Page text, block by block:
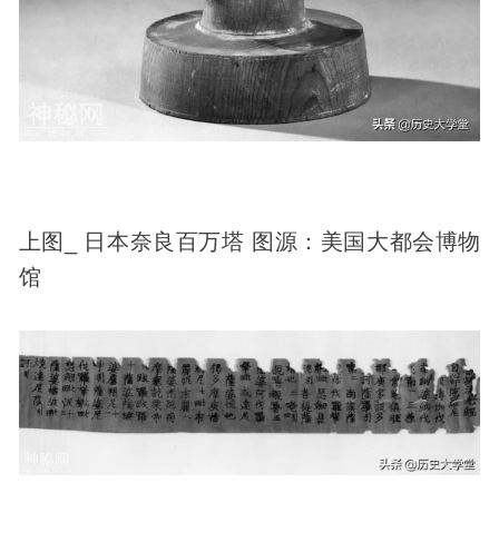
上图_ 日本奈良百万塔 图源：美国大都会博物
馆